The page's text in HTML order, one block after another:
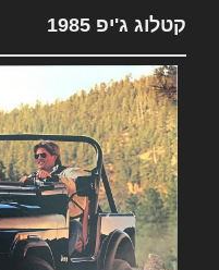
קטלוג ג'יפ 1985